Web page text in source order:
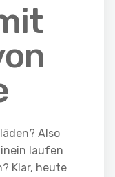
Also
laufen
Klar, heute